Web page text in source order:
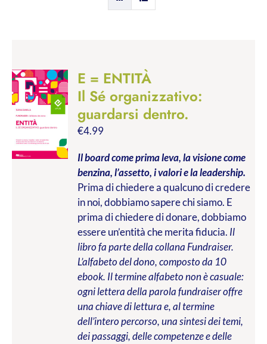
E = ENTITÀ
Il Sé organizzativo:
guardarsi dentro.
€4.99
Il board come prima leva, la visione come
benzina, l’assetto, i valori e la leadership.
Prima di chiedere a qualcuno di credere
in noi, dobbiamo sapere chi siamo. E
prima di chiedere di donare, dobbiamo
essere un’entità che merita fiducia. Il
libro fa parte della collana Fundraiser.
L’alfabeto del dono, composto da 10
ebook. Il termine alfabeto non è casuale:
ogni lettera della parola fundraiser offre
una chiave di lettura e, al termine
dell’intero percorso, una sintesi dei temi,
dei passaggi, delle competenze e delle